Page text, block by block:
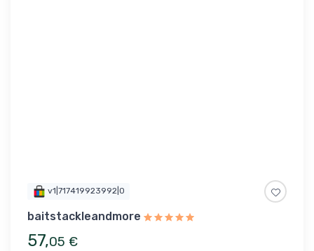
v1|717419923992|0
baitstackleandmore
57,05 €